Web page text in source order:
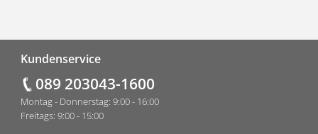
Kundenservice
089 203043-1600
Montag - Donnerstag: 9:00 - 16:00
Freitags: 9:00 - 15:00